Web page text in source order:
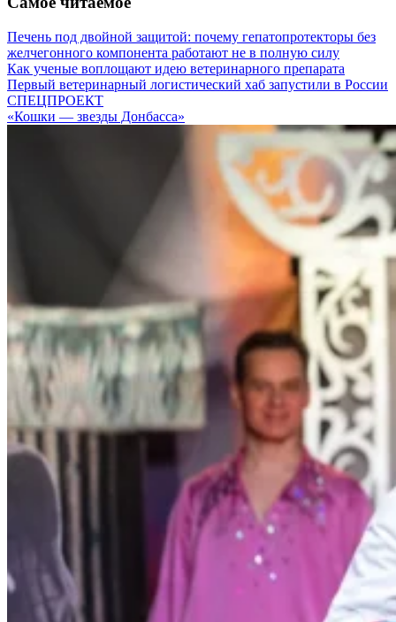
Печень под двойной защитой: почему гепатопротекторы без
желчегонного компонента работают не в полную силу
Как ученые воплощают идею ветеринарного препарата
Первый ветеринарный логистический хаб запустили в России
СПЕЦПРОЕКТ
«Кошки — звезды Донбасса»